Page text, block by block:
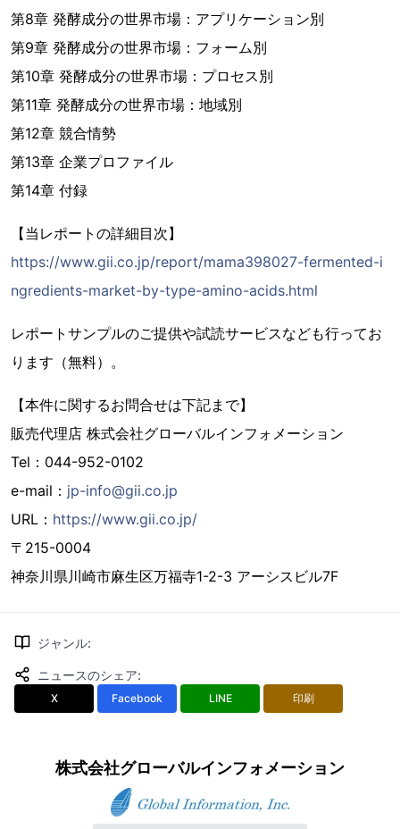
第8章 発酵成分の世界市場：アプリケーション別
第9章 発酵成分の世界市場：フォーム別
第10章 発酵成分の世界市場：プロセス別
第11章 発酵成分の世界市場：地域別
第12章 競合情勢
第13章 企業プロファイル
第14章 付録
【当レポートの詳細目次】
https://www.gii.co.jp/report/mama398027-fermented-i
ngredients-market-by-type-amino-acids.html
レポートサンプルのご提供や試読サービスなども行ってお
ります（無料）。
【本件に関するお問合せは下記まで】
販売代理店 株式会社グローバルインフォメーション
Tel：044-952-0102
e-mail： jp-info@gii.co.jp
URL： https://www.gii.co.jp/
〒215-0004
神奈川県川崎市麻生区万福寺1-2-3 アーシスビル7F
ジャンル:
ニュースのシェア:
X Facebook LINE 印刷
株式会社グローバルインフォメーション